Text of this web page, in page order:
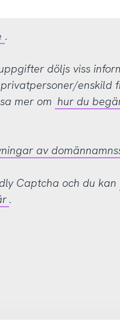
.
döljs viss
enskild
mer om hur du
av
Captcha och du kan
.